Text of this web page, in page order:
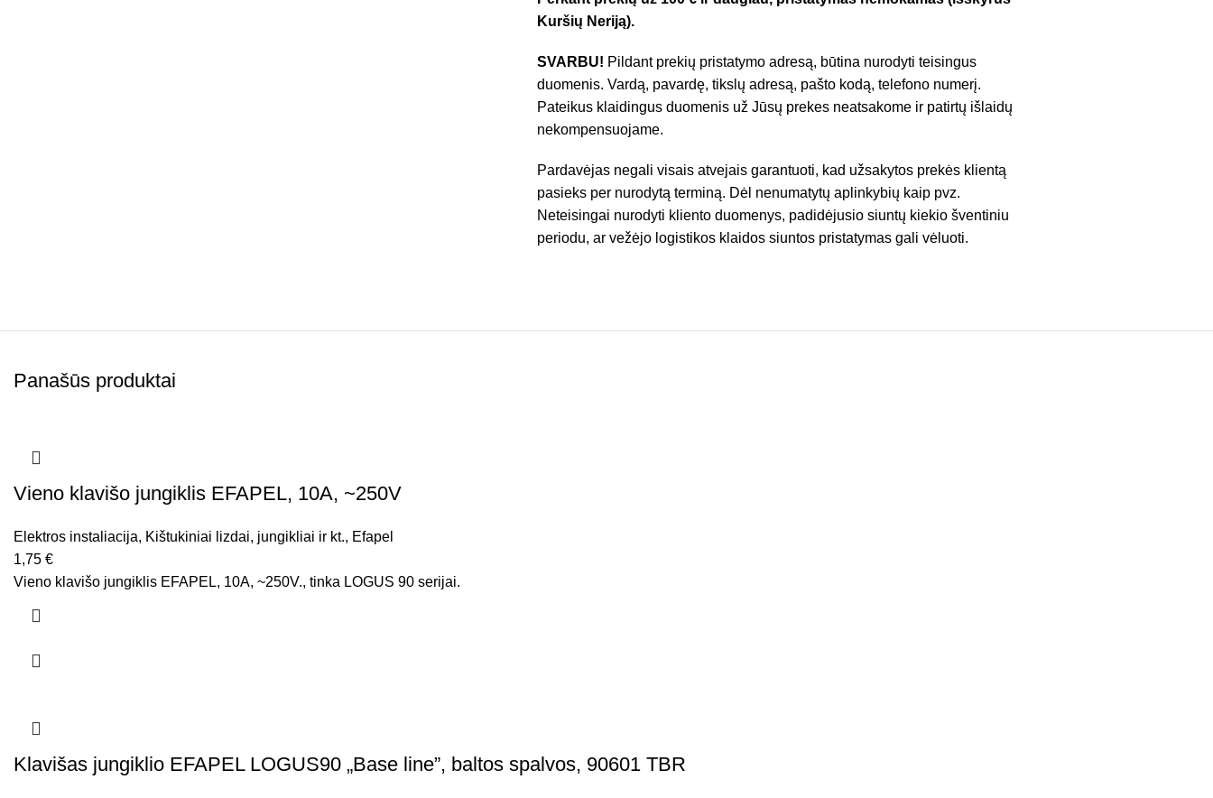
Kuršių Neriją).
SVARBU! Pildant prekių pristatymo adresą, būtina nurodyti teisingus
duomenis. Vardą, pavardę, tikslų adresą, pašto kodą, telefono numerį.
Pateikus klaidingus duomenis už Jūsų prekes neatsakome ir patirtų išlaidų
nekompensuojame.
Pardavėjas negali visais atvejais garantuoti, kad užsakytos prekės klientą
pasieks per nurodytą terminą. Dėl nenumatytų aplinkybių kaip pvz.
Neteisingai nurodyti kliento duomenys, padidėjusio siuntų kiekio šventiniu
periodu, ar vežėjo logistikos klaidos siuntos pristatymas gali vėluoti.
Panašūs produktai
Vieno klavišo jungiklis EFAPEL, 10A, ~250V
Elektros instaliacija, Kištukiniai lizdai, jungikliai ir kt., Efapel
1,75 €
Vieno klavišo jungiklis EFAPEL, 10A, ~250V., tinka LOGUS 90 serijai.
Klavišas jungiklio EFAPEL LOGUS90 „Base line”, baltos spalvos, 90601 TBR